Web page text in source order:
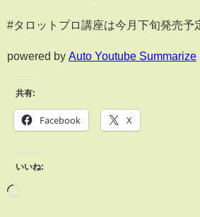
#タロットプロ講座は今月下旬発売予
powered by Auto Youtube Summarize
共有:
Facebook X
いいね: